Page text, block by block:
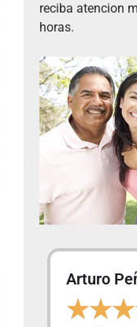
reciba atencion
horas.
Isamar
★★★